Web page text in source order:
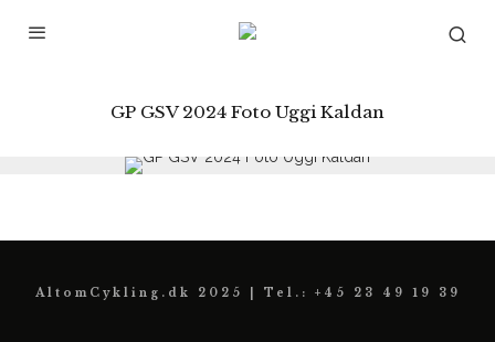
GP GSV 2024 Foto Uggi Kaldan
AltomCykling.dk 2025 | Tel.: +45 23 49 19 39